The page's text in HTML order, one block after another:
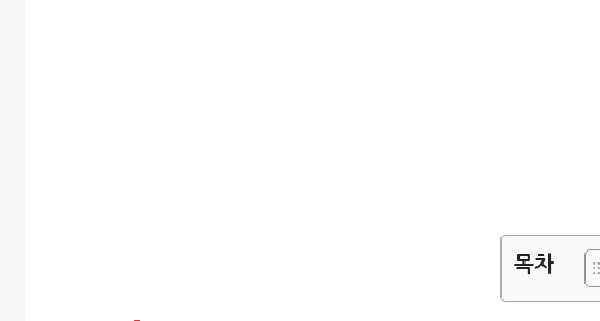
목차